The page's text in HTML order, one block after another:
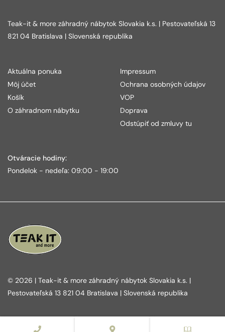
Teak-it & more záhradný nábytok Slovakia k.s. | Pestovateľská 13
821 04 Bratislava | Slovenská republika
Aktuálna ponuka
Môj účet
Košík
O záhradnom nábytku
Impressum
Ochrana osobných údajov
VOP
Doprava
Odstúpiť od zmluvy tu
Otváracie hodiny:
Pondelok - nedeľa: 09:00 - 19:00
© 2026 | Teak-it & more záhradný nábytok Slovakia k.s. |
Pestovateľská 13 821 04 Bratislava | Slovenská republika